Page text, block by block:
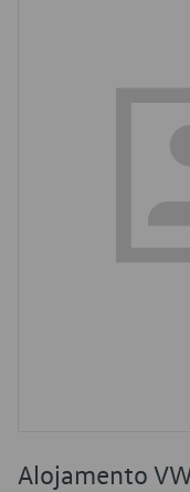
Alojamento